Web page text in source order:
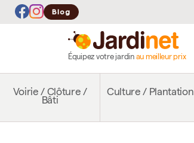
Blog
Équipez votre jardin au meilleur prix
Voirie / Clôture /
Bâti
Culture / Plantation